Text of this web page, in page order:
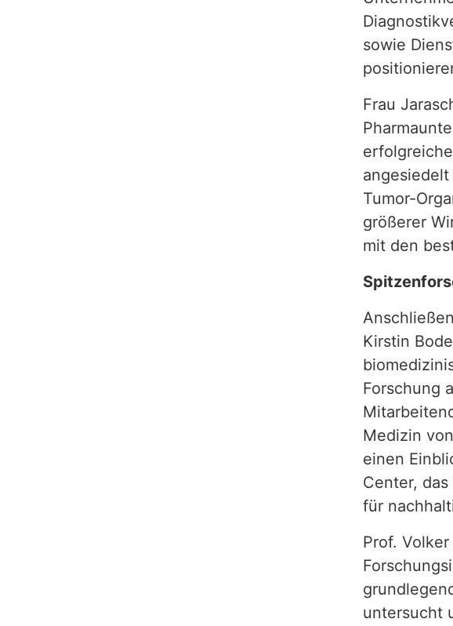
sowie
Frau
Tumor-
größerer
mit den
Kirstin
Forschung
Medizin
einen
Center,
für
Prof.
untersucht